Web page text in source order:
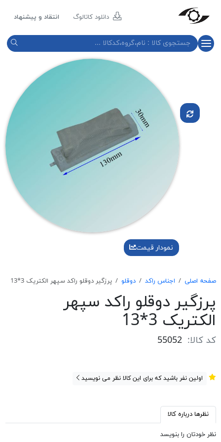
دانلود کاتالوگ انتقاد و پیشنهاد
نمودار قیمت
صفحه اصلی اجناس راکد دوقلو پرزگير دوقلو راكد سپهر الكتريک 3*13
پرزگير دوقلو راكد سپهر
الكتريک 3*13
کد کالا: 55052
اولین نفر باشید که برای این کالا نظر می نویسید
نظرها درباره کالا
نظر خودتان را بنویسد